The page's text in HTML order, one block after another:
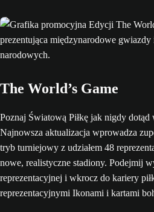
The World’s Game
Poznaj Światową Piłkę jak nigdy
Najnowsza aktualizacja wprowadza
tryb turniejowy z udziałem 48
nowe, realistyczne stadiony. Podejmij
reprezentacyjnej i wkrocz do kariery
reprezentacyjnymi Ikonami i kartami